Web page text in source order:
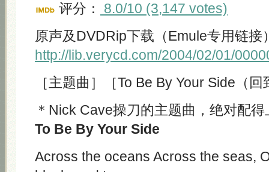
评分：
8.0/10 (3,147 votes)
原声及DVDRip下载（Emule专用链接
http://lib.verycd.com/2004/02/01/
［主题曲］［To Be By Your Side（
＊Nick Cave操刀的主题曲，绝对配
To Be By Your Side
Across the oceans Across the seas,